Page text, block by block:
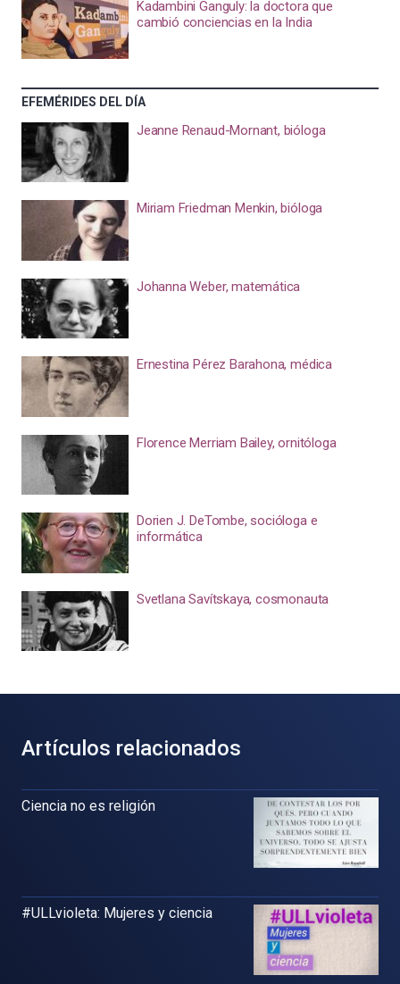
Kadambini Ganguly: la doctora que
cambió conciencias en la India
EFEMÉRIDES DEL DÍA
Jeanne Renaud-Mornant, bióloga
Miriam Friedman Menkin, bióloga
Johanna Weber, matemática
Ernestina Pérez Barahona, médica
Florence Merriam Bailey, ornitóloga
Dorien J. DeTombe, socióloga e
informática
Svetlana Savítskaya, cosmonauta
Artículos relacionados
Ciencia no es religión
#ULLvioleta: Mujeres y ciencia